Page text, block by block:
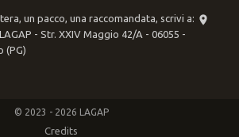
un pacco, una raccomandata, scrivi a:
- Str. XXIV Maggio 42/A - 06055 -
(PG)
© 2023 - 2026 LAGAP
Credits